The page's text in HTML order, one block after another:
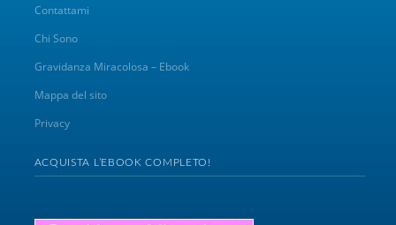
Contattami
Chi Sono
Gravidanza Miracolosa – Ebook
Mappa del sito
Privacy
ACQUISTA L’EBOOK COMPLETO!